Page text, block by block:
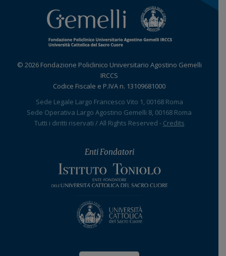
© 2026 Fondazione Policlinico Universitario Agostino Gemelli
IRCCS
Codice Fiscale e P.IVA n. 13109681000
Sede Legale Largo Francesco Vito 1, 00168 Roma
Sede Operativa Largo Agostino Gemelli 8, 00168 Roma
Tutti i diritti riservati / All Rights Reserved - Credits
Enti Fondatori